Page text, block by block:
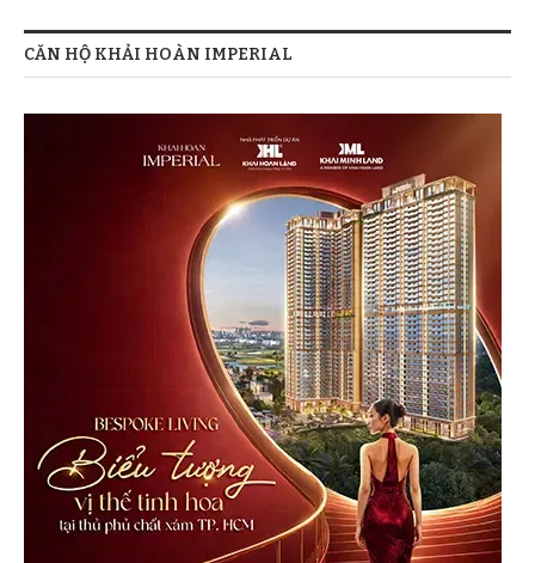
CĂN HỘ KHẢI HOÀN IMPERIAL